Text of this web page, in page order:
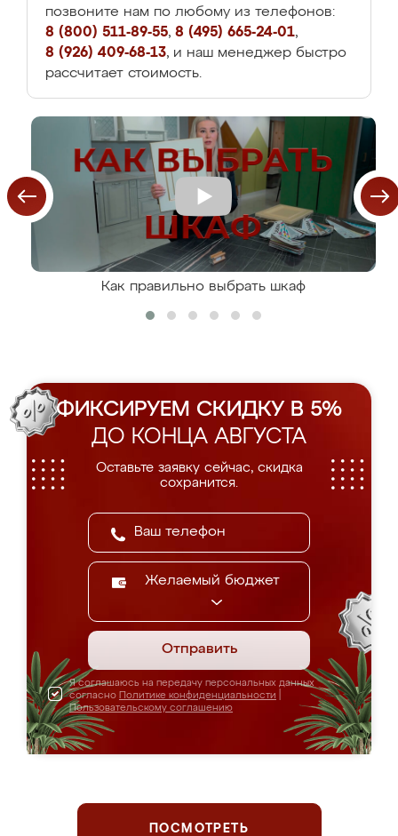
позвоните нам по любому из телефонов:
8 (800) 511-89-55, 8 (495) 665-24-01,
8 (926) 409-68-13, и наш менеджер быстро
рассчитает стоимость.
Как правильно выбрать шкаф
ФИКСИРУЕМ СКИДКУ В 5%
ДО КОНЦА АВГУСТА
Оставьте заявку сейчас, скидка
сохранится.
Желаемый бюджет
Отправить
Я соглашаюсь на передачу персональных данных
согласно Политике конфиденциальности
Пользовательскому соглашению
ПОСМОТРЕТЬ